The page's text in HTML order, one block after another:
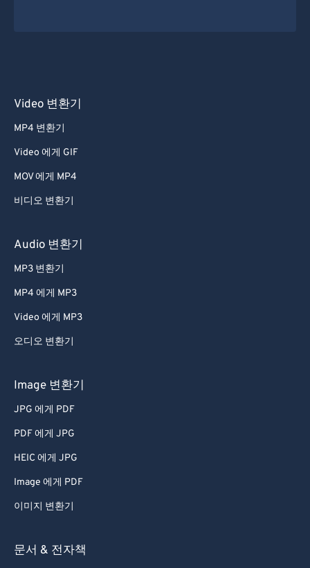
Video 변환기
MP4 변환기
Video 에게 GIF
MOV 에게 MP4
비디오 변환기
Audio 변환기
MP3 변환기
MP4 에게 MP3
Video 에게 MP3
오디오 변환기
Image 변환기
JPG 에게 PDF
PDF 에게 JPG
HEIC 에게 JPG
Image 에게 PDF
이미지 변환기
문서 & 전자책